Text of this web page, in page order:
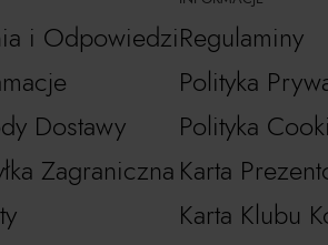
i Odpowiedzi
Dostawy
Zagraniczna
Regulaminy
Polityka
Polityka
Karta
Karta Klubu